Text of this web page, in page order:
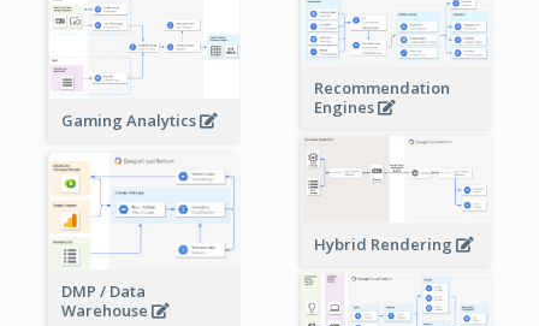
Gaming Analytics
Recommendation
Engines
Hybrid Rendering
DMP / Data
Warehouse